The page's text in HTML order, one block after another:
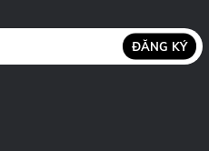
ĐĂNG KÝ